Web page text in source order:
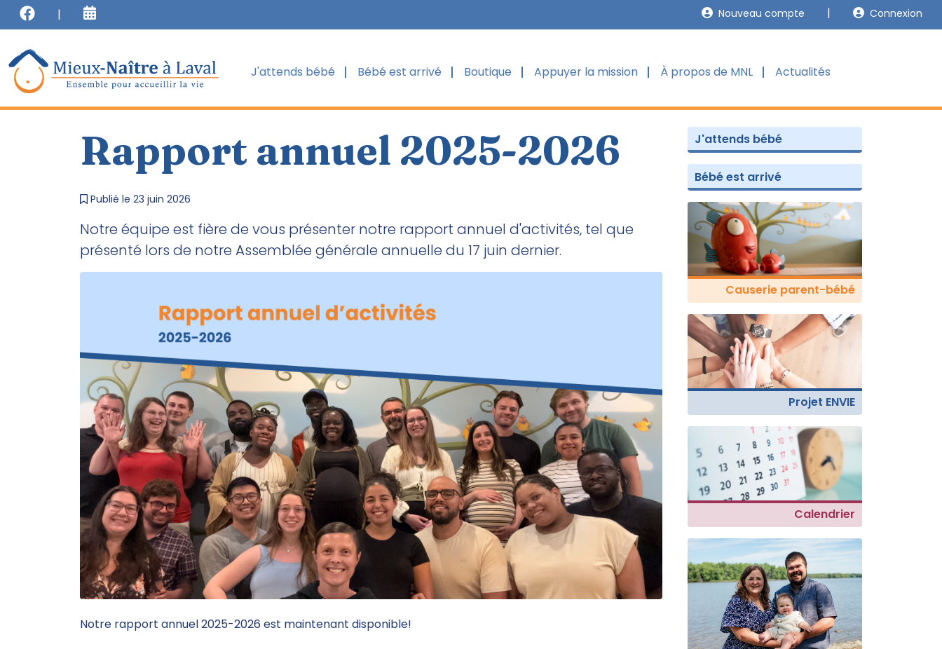
Nouveau compte Connexion
J'attends bébé Bébé est arrivé Boutique Appuyer la mission À propos de MNL Actualités
J'attends bébé
Bébé est arrivé
Causerie parent-bébé
Projet ENVIE
Calendrier
Rapport annuel 2025-2026
Publié le 23 juin 2026
Notre équipe est fière de vous présenter notre rapport annuel d'activités, tel que
présenté lors de notre Assemblée générale annuelle du 17 juin dernier.
Notre rapport annuel 2025-2026 est maintenant disponible!